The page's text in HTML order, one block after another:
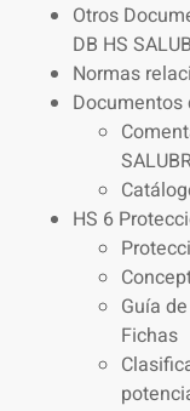
Otros
DB HS
Normas
Documentos
HS 6
Guía
Fichas